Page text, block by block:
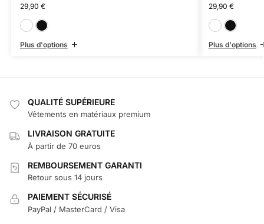
29,90 €
Plus d'options
29,90 €
Plus d'options
QUALITÉ SUPÉRIEURE
Vêtements en matériaux premium
LIVRAISON GRATUITE
À partir de 70 euros
REMBOURSEMENT GARANTI
Retour sous 14 jours
PAIEMENT SÉCURISÉ
PayPal / MasterCard / Visa